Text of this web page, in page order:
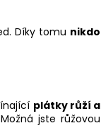
Díky tomu nikdo
plátky růží a
jste růžovou